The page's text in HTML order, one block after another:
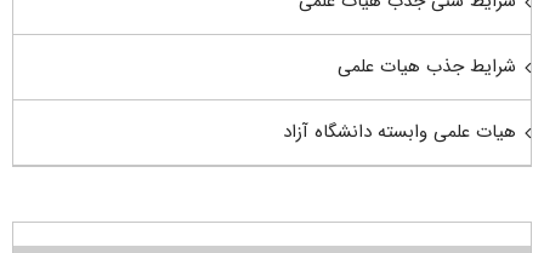
شرایط جذب هیات علمی
هیات علمی وابسته دانشگاه آزاد